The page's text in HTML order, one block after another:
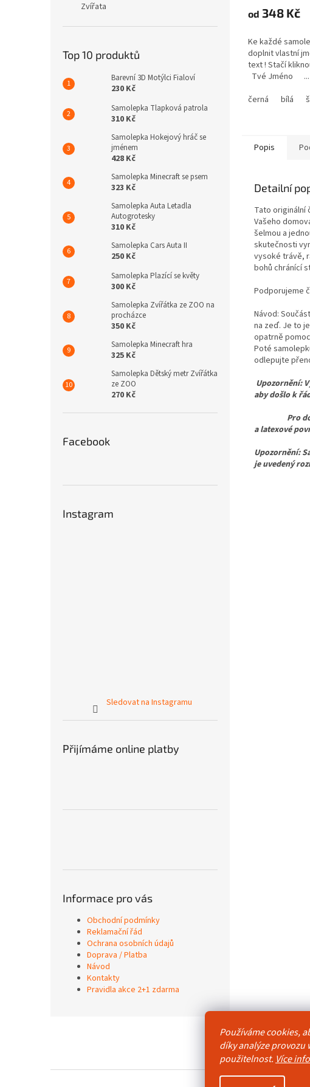
Používáme cookies,
díky analýze provozu
použitelnost. Více
Zvířata
Top 10 produktů
Barevní 3D Motýlci Fialoví
230 Kč
Samolepka Tlapková patrola
310 Kč
Samolepka Hokejový hráč se
jménem
428 Kč
Samolepka Minecraft se psem
323 Kč
Samolepka Auta Letadla
Autogrotesky
310 Kč
Samolepka Cars Auta II
250 Kč
Samolepka Plazící se květy
300 Kč
Samolepka Zvířátka ze ZOO na
procházce
350 Kč
Samolepka Minecraft hra
325 Kč
Samolepka Dětský metr Zvířátka
ze ZOO
270 Kč
Facebook
Instagram
Sledovat na Instagramu
Přijímáme online platby
Informace pro vás
Obchodní podmínky
Reklamační řád
Ochrana osobních údajů
Doprava / Platba
Návod
Kontakty
Pravidla akce 2+1 zdarma
od 348 Kč
Ke každé
doplnit vlastní
text ! Stačí
Tvé Jméno ...
černá
bílá
Popis
Detailní
Tato originální
Vašeho
šelmou a
skutečnosti
vysoké trávě,
bohů chránící
Podporujeme
Návod:
na zeď. Je to
opatrně
Poté
odlepujte
Upozornění:
aby došlo k
Pro dobrou
a latexové
Upozornění:
je uvedený
Obchodní podmínky